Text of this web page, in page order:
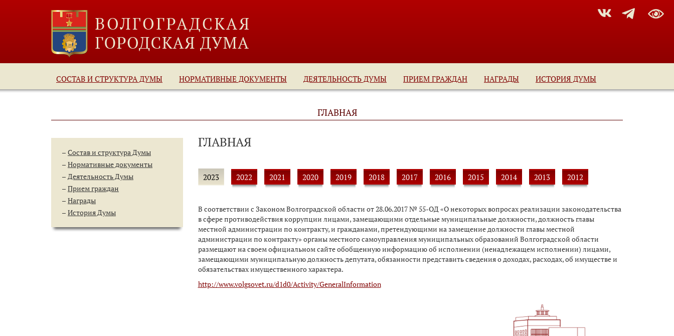
СОСТАВ И СТРУКТУРА ДУМЫ НОРМАТИВНЫЕ ДОКУМЕНТЫ ДЕЯТЕЛЬНОСТЬ ДУМЫ ПРИЕМ ГРАЖДАН НАГРАДЫ ИСТОРИЯ ДУМЫ
ГЛАВНАЯ
Состав и структура Думы
Нормативные документы
Деятельность Думы
Прием граждан
Награды
История Думы
ГЛАВНАЯ
2023 2022 2021 2020 2019 2018 2017 2016 2015 2014 2013 2012
​В соответствии с Законом Волгоградской области от 28.06.2017 № 55-ОД «О некоторых вопросах реализации законодательства
в сфере противодействия коррупции лицами, замещающими отдельные муниципальные должности, должность главы
местной администрации по контракту, и гражданами, претендующими на замещение должности главы местной
администрации по контракту» органы местного самоуправления муниципальных образований Волгоградской области
размещают на своем официальном сайте обобщенную информацию об исполнении (ненадлежащем исполнении) лицами,
замещающими муниципальную должность депутата, обязанности представить сведения о доходах, расходах, об имуществе и
обязательствах имущественного характера.​
http://www.volgsovet.ru/d1d0/Activity/GeneralInformation​